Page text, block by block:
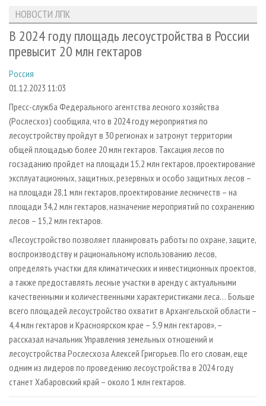
ЛЕСОЗАГОТОВКА
ЛЕСОПИЛЕНИЕ
СУШКА ДРЕВЕСИНЫ
ПРОИЗВОДСТВО ДРЕВЕСНЫХ ПЛИТ
ДЕРЕВЯННОЕ ДОМОСТРОЕНИЕ
ПРОИЗВОДСТВО МЕБЕЛИ
БИОЭНЕРГЕТИКА
ЦБП
ИНСТРУМЕНТ И МАТЕРИАЛЫ
НОВОСТИ ЛПК
НОВОСТИ ЖУРНАЛА
ПРОЕКТЫ ЛПИ
АНАЛИТИКА
ПРЕДПРИЯТИЯ ЛПК
ПЕРСОНЫ
МОБИЛЬНЫЕ ВЫСТАВКИ
ОФИЦИАЛЬНЫЕ ДЕЛЕГАЦИИ
ПРИОРИТЕТНЫЕ ИНВЕСТПРОЕКТЫ
RUSSIAN FORESTRY REVIEW
ГАЗЕТА ЛЕСПРОМФОРУМ
БИБЛИОТЕКА СПЕЦИАЛИСТА
АРХИВ
АРХИВ ЖУРНАЛОВ
О ЖУРНАЛЕ
КОНТАКТЫ
РЕКЛАМОДАТЕЛЯМ
РЕКЛАМА
РЕКЛАМА НА САЙТЕ
НОВОСТИ ЛПК
В 2024 году площадь лесоустройства в России
превысит 20 млн гектаров
Россия
01.12.2023 11:03
Пресс-служба Федерального агентства лесного хозяйства
(Рослесхоз) сообщила, что в 2024 году мероприятия по
лесоустройству пройдут в 30 регионах и затронут территории
общей площадью более 20 млн гектаров. Таксация лесов по
госзаданию пройдет на площади 15,2 млн гектаров, проектирование
эксплуатационных, защитных, резервных и особо защитных лесов –
на площади 28,1 млн гектаров, проектирование лесничеств – на
площади 34,2 млн гектаров, назначение мероприятий по сохранению
лесов – 15,2 млн гектаров.
«Лесоустройство позволяет планировать работы по охране, защите,
воспроизводству и рациональному использованию лесов,
определять участки для климатических и инвестиционных проектов,
а также предоставлять лесные участки в аренду с актуальными
качественными и количественными характеристиками леса… Больше
всего площадей лесоустройство охватит в Архангельской области –
4,4 млн гектаров и Красноярском крае – 5,9 млн гектаров», –
рассказал начальник Управления земельных отношений и
лесоустройства Рослесхоза Алексей Григорьев. По его словам, еще
одним из лидеров по проведению лесоустройства в 2024 году
станет Хабаровский край – около 1 млн гектаров.